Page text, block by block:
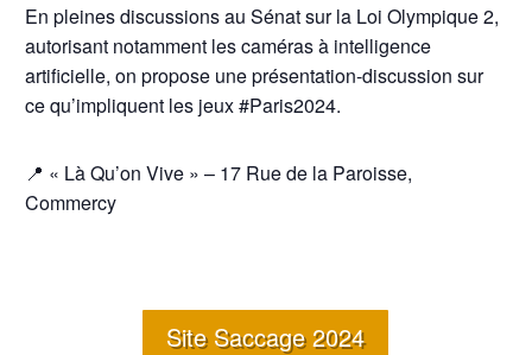
En pleines discussions au Sénat sur la Loi Olympique 2,
autorisant notamment les caméras à intelligence
artificielle, on propose une présentation-discussion sur
ce qu’impliquent les jeux #Paris2024.
📍 « Là Qu’on Vive » – 17 Rue de la Paroisse,
Commercy
Site Saccage 2024